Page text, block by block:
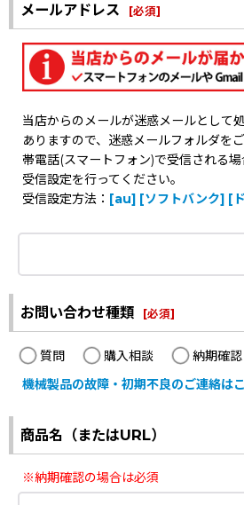
メールアドレス [必須]
当店からのメールが迷惑メールとして
ありますので、迷惑メールフォルダを
帯電話(スマートフォン)で受信される
受信設定を行ってください。
受信設定方法： [au] [ソフトバンク] [
お問い合わせ種類 [必須]
質問 購入相談 納期確認
機械製品の故障・初期不良のご連絡は
商品名（またはURL）
※納期確認の場合は必須